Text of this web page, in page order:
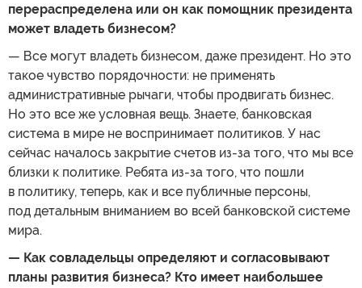
перераспределена или он как помощник президента
может владеть бизнесом?
— Все могут владеть бизнесом, даже президент. Но это
такое чувство порядочности: не применять
административные рычаги, чтобы продвигать бизнес.
Но это все же условная вещь. Знаете, банковская
система в мире не воспринимает политиков. У нас
сейчас началось закрытие счетов из-за того, что мы все
близки к политике. Ребята из-за того, что пошли
в политику, теперь, как и все публичные персоны,
под детальным вниманием во всей банковской системе
мира.
— Как совладельцы определяют и согласовывают
планы развития бизнеса? Кто имеет наибольшее